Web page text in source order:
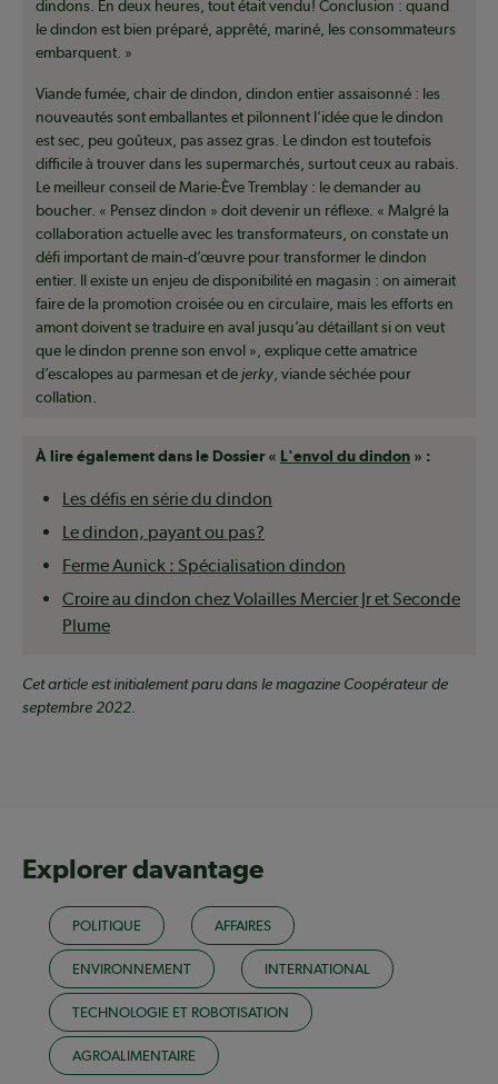
dindons. En deux heures, tout était vendu! Conclusion : quand
le dindon est bien préparé, apprêté, mariné, les consommateurs
embarquent. »
Viande fumée, chair de dindon, dindon entier assaisonné : les
nouveautés sont emballantes et pilonnent l’idée que le dindon
est sec, peu goûteux, pas assez gras. Le dindon est toutefois
difficile à trouver dans les supermarchés, surtout ceux au rabais.
Le meilleur conseil de Marie-Ève Tremblay : le demander au
boucher. « Pensez dindon » doit devenir un réflexe. « Malgré la
collaboration actuelle avec les transformateurs, on constate un
défi important de main-d’œuvre pour transformer le dindon
entier. Il existe un enjeu de disponibilité en magasin : on aimerait
faire de la promotion croisée ou en circulaire, mais les efforts en
amont doivent se traduire en aval jusqu’au détaillant si on veut
que le dindon prenne son envol », explique cette amatrice
d’escalopes au parmesan et dejerky, viande séchée pour
collation.
À lire également dans le Dossier « L'envol du dindon » :
Les défis en série du dindon
Le dindon, payant ou pas?
Ferme Aunick : Spécialisation dindon
Croire au dindon chez Volailles Mercier Jr et Seconde
Plume
Cet article est initialement paru dans le magazine Coopérateur de
septembre 2022.
Explorer davantage
POLITIQUE AFFAIRES
ENVIRONNEMENT INTERNATIONAL
TECHNOLOGIE ET ROBOTISATION
AGROALIMENTAIRE